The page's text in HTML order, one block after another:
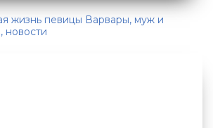
жизнь певицы Варвары, муж и
новости